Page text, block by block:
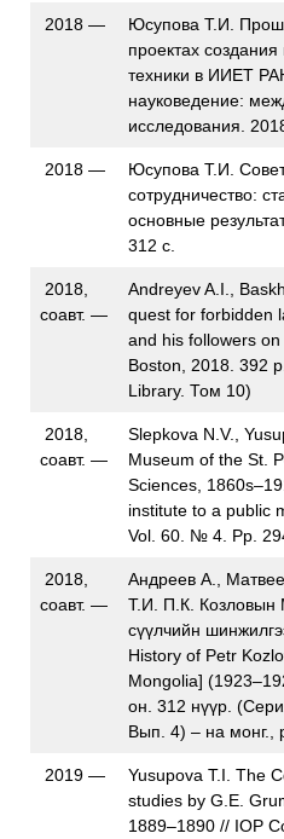
2018 —
Юсупова Т.И.
проектах
техники в ИИЕТ
науковедение:
исследования.
2018 —
Юсупова Т.И.
сотрудничество:
основные
312 с.
2018,
соавт. —
Andreyev A.I.,
quest for forbidden
and his followers
Boston, 2018. 392
Library. Том 10)
2018,
соавт. —
Slepkova N.V.,
Museum of the St.
Sciences,
institute to a public
Vol. 60. № 4. Pp.
2018,
соавт. —
Андреев А.,
Т.И. П.К. Козловын
сүүлчийн
History of Petr
Mongolia]
он. 312 нүүр.
Вып. 4) – на монг.,
2019 —
Yusupova T.I. The
studies by G.E.
1889–1890 // IOP